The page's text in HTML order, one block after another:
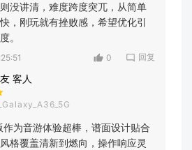
没讲清，难度跨度突兀，从简单
，刚玩就有挫败感，希望优化引
。
0 回复
客人
作为音游体验超棒，谱面设计贴合
格覆盖清新到燃向，操作响应灵